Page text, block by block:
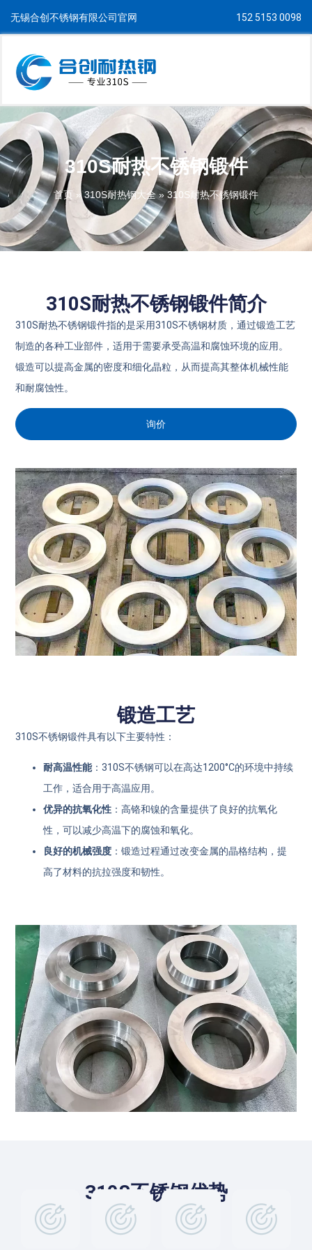
无锡合创不锈钢有限公司官网 152 5153 0098
310S耐热不锈钢锻件
首页 »310S耐热钢大全» 310S耐热不锈钢锻件
310S耐热不锈钢锻件简介
310S耐热不锈钢锻件指的是采用310S不锈钢材质，通过锻造工艺
制造的各种工业部件，适用于需要承受高温和腐蚀环境的应用。
锻造可以提高金属的密度和细化晶粒，从而提高其整体机械性能
和耐腐蚀性。
询价
锻造工艺
310S不锈钢锻件具有以下主要特性：
耐高温性能：310S不锈钢可以在高达1200°C的环境中持续
工作，适合用于高温应用。
优异的抗氧化性 ：高铬和镍的含量提供了良好的抗氧化
性，可以减少高温下的腐蚀和氧化。
良好的机械强度 ：锻造过程通过改变金属的晶格结构，提
高了材料的抗拉强度和韧性。
310S不锈钢优势